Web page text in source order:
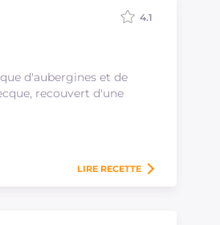
d'aubergines et de
recouvert d'une
4.1
LIRE RECETTE